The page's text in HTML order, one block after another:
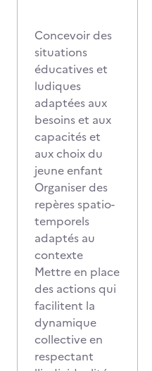
Concevoir des
situations
éducatives et
ludiques
adaptées aux
besoins et aux
capacités et
aux choix du
jeune enfant
Organiser des
repères spatio-
temporels
adaptés au
contexte
Mettre en place
des actions qui
facilitent la
dynamique
collective en
respectant